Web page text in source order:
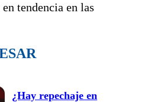
tendencia en las
¿Hay repechaje en